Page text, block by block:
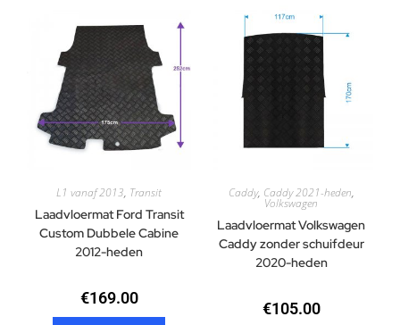
L1 vanaf 2013, Transit
Laadvloermat Ford Transit
Custom Dubbele Cabine
2012-heden
€169.00
Caddy, Caddy 2021-heden,
Volkswagen
Laadvloermat Volkswagen
Caddy zonder schuifdeur
2020-heden
€105.00